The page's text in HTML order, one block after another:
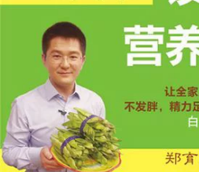
日本購物 電子/紙本書
HOT